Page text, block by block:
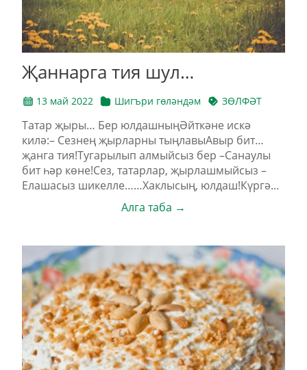
Җаннарга тия шул…
13 май 2022 Шигъри гөләндәм ЗӨЛФӘТ
Татар җыры… Бер юлдашныңӘйткәне искә
килә:– Сезнең җырларны тыңлавыАвыр бит…
җанга тия!Тугарылып алмыйсыз бер –Санаулы
бит һәр көне!Сез, татарлар, җырлашмыйсыз –
Елашасыз шикелле……Хаклысың, юлдаш!Күргә...
Алга таба →